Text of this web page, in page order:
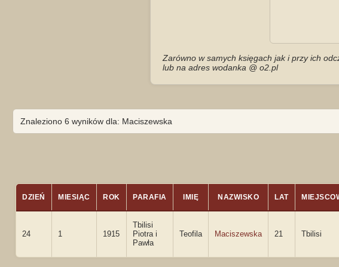
Zarówno w samych księgach jak i przy ich
lub na adres wodanka @ o2.pl
Znaleziono 6 wyników dla: Maciszewska
DZIEŃ MIESIĄC ROK PARAFIA IMIĘ NAZWISKO LAT
24 1 1915
Tbilisi
Piotra i
Pawła
Teofila Maciszewska 21 Tbilisi